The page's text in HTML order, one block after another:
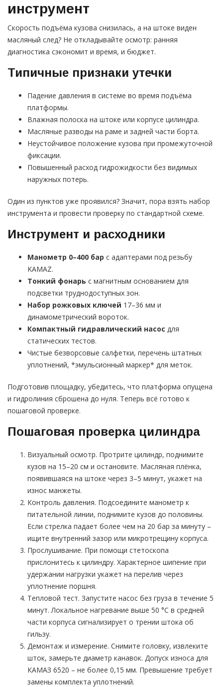
инструмент
Скорость подъёма кузова снизилась, а на штоке виден
масляный след? Не откладывайте осмотр: ранняя
диагностика сэкономит и время, и бюджет.
Типичные признаки утечки
Падение давления в системе во время подъёма
платформы.
Влажная полоска на штоке или корпусе цилиндра.
Масляные разводы на раме и задней части борта.
Неустойчивое положение кузова при промежуточной
фиксации.
Повышенный расход гидрожидкости без видимых
наружных потерь.
Один из пунктов уже проявился? Значит, пора взять набор
инструмента и провести проверку по стандартной схеме.
Инструмент и расходники
Манометр 0–400 бар с адаптерами под резьбу
KAMAZ.
Тонкий фонарь с магнитным основанием для
подсветки труднодоступных зон.
Набор рожковых ключей 17–36 мм и
динамометрический вороток.
Компактный гидравлический насос для
статических тестов.
Чистые безворсовые салфетки, перечень штатных
уплотнений, *эмульсионный маркер* для меток.
Подготовив площадку, убедитесь, что платформа опущена
и гидролиния сброшена до нуля. Теперь всё готово к
пошаговой проверке.
Пошаговая проверка цилиндра
Визуальный осмотр. Протрите цилиндр, поднимите
кузов на 15–20 см и остановите. Масляная плёнка,
появившаяся на штоке через 3–5 минут, укажет на
износ манжеты.
Контроль давления. Подсоедините манометр к
питательной линии, поднимите кузов до половины.
Если стрелка падает более чем на 20 бар за минуту –
ищите внутренний зазор или микротрещину корпуса.
Прослушивание. При помощи стетоскопа
прислонитесь к цилиндру. Характерное шипение при
удержании нагрузки укажет на перелив через
уплотнение поршня.
Тепловой тест. Запустите насос без груза в течение 5
минут. Локальное нагревание выше 50 °C в средней
части корпуса сигнализирует о трении штока об
гильзу.
Демонтаж и измерение. Снимите головку, извлеките
шток, замерьте диаметр канавок. Допуск износа для
КАМАЗ 6520 – не более 0,15 мм. Превышение требует
замены комплекта уплотнений.